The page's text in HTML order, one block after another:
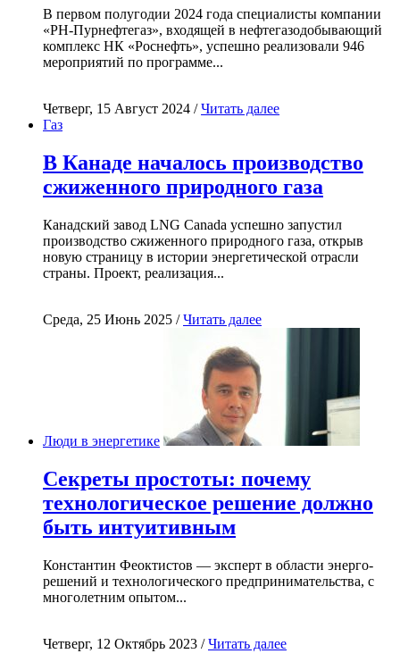
В первом полугодии 2024 года специалисты компании
«РН-Пурнефтегаз», входящей в нефтегазодобывающий
комплекс НК «Роснефть», успешно реализовали 946
мероприятий по программе...
Четверг, 15 Август 2024 /Читать далее
Газ
В Канаде началось производство
сжиженного природного газа
Канадский завод LNG Canada успешно запустил
производство сжиженного природного газа, открыв
новую страницу в истории энергетической отрасли
страны. Проект, реализация...
Среда, 25 Июнь 2025 /Читать далее
Люди в энергетике
Секреты простоты: почему
технологическое решение должно
быть интуитивным
Константин Феоктистов — эксперт в области энерго-
решений и технологического предпринимательства, с
многолетним опытом...
Четверг, 12 Октябрь 2023 /Читать далее